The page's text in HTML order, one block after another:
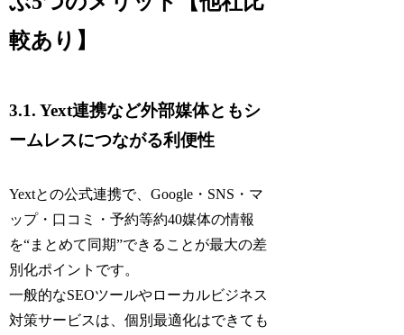
較あり】
3.1. Yext連携など外部媒体ともシ
ームレスにつながる利便性
Yextとの公式連携で、Google・SNS・マ
ップ・口コミ・予約等約40媒体の情報
を“まとめて同期”できることが最大の差
別化ポイントです。
一般的なSEOツールやローカルビジネス
対策サービスは、個別最適化はできても